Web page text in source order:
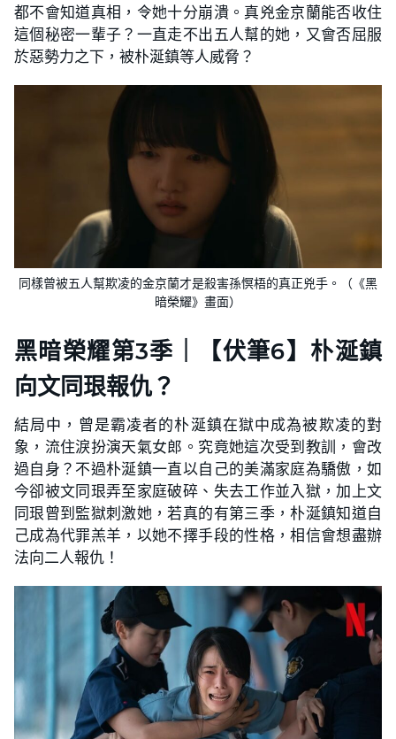
都不會知道真相，令她十分崩潰。真兇金京蘭能否收住
這個秘密一輩子？一直走不出五人幫的她，又會否屈服
於惡勢力之下，被朴涎鎮等人威脅？
同樣曾被五人幫欺凌的金京蘭才是殺害孫慏梧的真正兇手。（《黑
暗榮耀》畫面）
黑暗榮耀第3季｜【伏筆6】朴涎鎮
向文同珢報仇？
結局中，曾是霸凌者的朴涎鎮在獄中成為被欺凌的對
象，流住淚扮演天氣女郎。究竟她這次受到教訓，會改
過自身？不過朴涎鎮一直以自己的美滿家庭為驕傲，如
今卻被文同珢弄至家庭破碎、失去工作並入獄，加上文
同珢曾到監獄刺激她，若真的有第三季，朴涎鎮知道自
己成為代罪羔羊，以她不擇手段的性格，相信會想盡辦
法向二人報仇！